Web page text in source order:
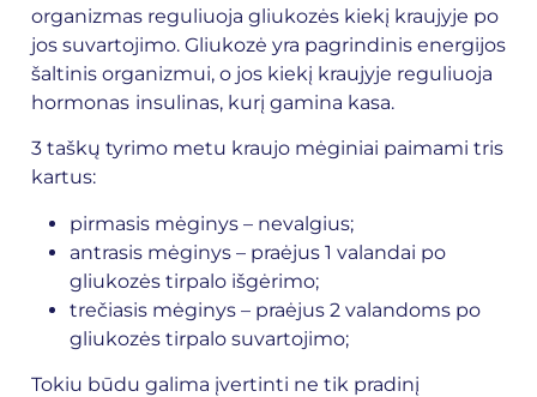
organizmas reguliuoja gliukozės kiekį kraujyje po
jos suvartojimo. Gliukozė yra pagrindinis energijos
šaltinis organizmui, o jos kiekį kraujyje reguliuoja
hormonas insulinas, kurį gamina kasa.
3 taškų tyrimo metu kraujo mėginiai paimami tris
kartus:
pirmasis mėginys – nevalgius;
antrasis mėginys – praėjus 1 valandai po
gliukozės tirpalo išgėrimo;
trečiasis mėginys – praėjus 2 valandoms po
gliukozės tirpalo suvartojimo;
Tokiu būdu galima įvertinti ne tik pradinį